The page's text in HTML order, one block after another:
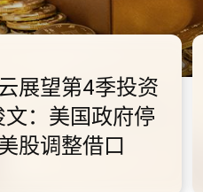
国庆假期连中
少内地旅客到